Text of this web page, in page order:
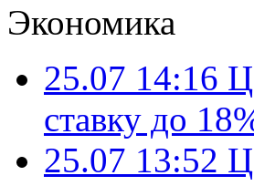
Экономика
25.07 14:16
ставку до
25.07 13:52